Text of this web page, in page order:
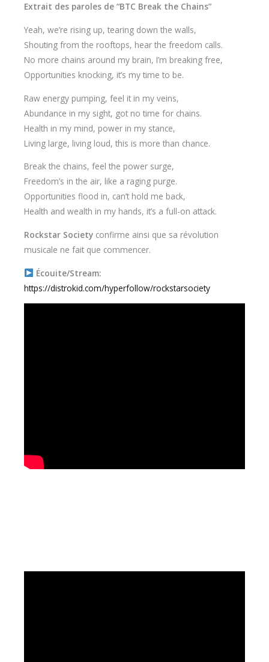
Extrait des paroles de “BTC Break the Chains”
Yeah, we’re rising up, tearing down the walls,
Shouting from the rooftops, hear the freedom calls.
No more chains around my brain, I’m breaking free,
Opportunities knocking, it’s my time to be.
Raw energy pumping, feel it in my veins,
Abundance in my sight, got no time for chains.
Health in my mind, power in my stance,
Living large, living loud, this is more than chance.
Break the chains, feel the power surge,
Freedom’s in the air, like a raging purge.
Opportunities flood in, can’t hold me back,
Health and wealth in my hands, it’s a full-on attack.
Rockstar Society confirme ainsi que sa révolution
musicale ne fait que commencer.
Écouite/Stream:
https://distrokid.com/hyperfollow/rockstarsociety